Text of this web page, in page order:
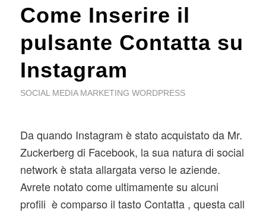
Come Inserire il
pulsante Contatta su
Instagram
SOCIAL MEDIA MARKETING WORDPRESS
Da quando Instagram è stato acquistato da Mr.
Zuckerberg di Facebook, la sua natura di social
network è stata allargata verso le aziende.
Avrete notato come ultimamente su alcuni
profili è comparso il tasto Contatta , questa call